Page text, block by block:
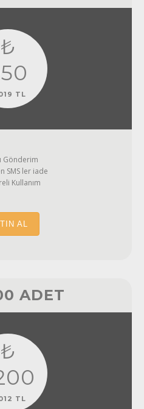
₺
TL
Gönderim
SMS ler iade
Kullanım
AL
ADET
₺
TL